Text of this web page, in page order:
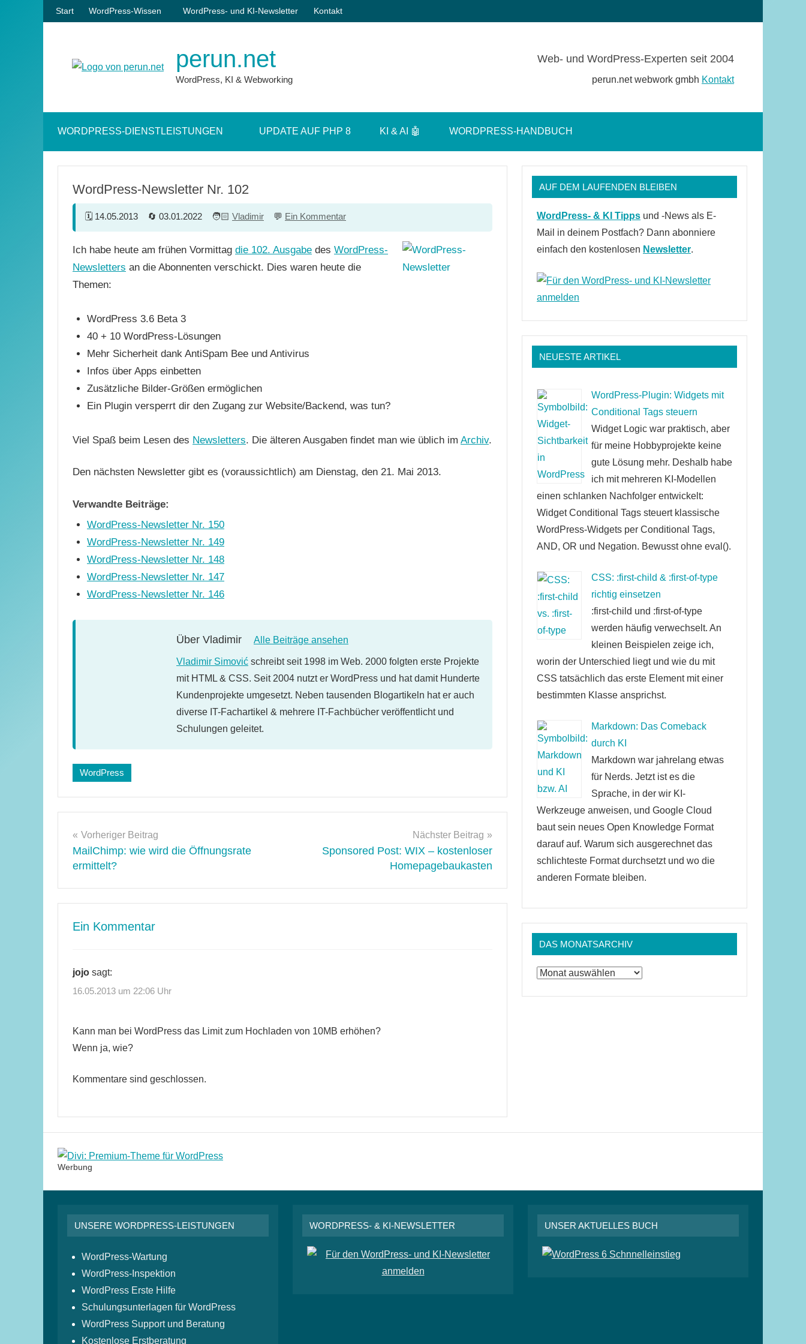
Zum
Inhalt
Start WordPress-Wissen WordPress- und KI-Newsletter Kontakt
perun.net
WordPress, KI & Webworking
Web- und WordPress-Experten seit 2004
perun.net webwork gmbh Kontakt
öffnen
WORDPRESS-DIENSTLEISTUNGEN UPDATE AUF PHP 8 KI & AI 🤖 WORDPRESS-HANDBUCH
WordPress-Newsletter Nr. 102
14.05.2013 03.01.2022 Vladimir Ein Kommentar
Ich habe heute am frühen Vormittag die 102. Ausgabe des WordPress-
Newsletters an die Abonnenten verschickt. Dies waren heute die
Themen:
WordPress 3.6 Beta 3
40 + 10 WordPress-Lösungen
Mehr Sicherheit dank AntiSpam Bee und Antivirus
Infos über Apps einbetten
Zusätzliche Bilder-Größen ermöglichen
Ein Plugin versperrt dir den Zugang zur Website/Backend, was tun?
Viel Spaß beim Lesen des Newsletters. Die älteren Ausgaben findet man wie üblich im Archiv.
Den nächsten Newsletter gibt es (voraussichtlich) am Dienstag, den 21. Mai 2013.
Verwandte Beiträge:
WordPress-Newsletter Nr. 150
WordPress-Newsletter Nr. 149
WordPress-Newsletter Nr. 148
WordPress-Newsletter Nr. 147
WordPress-Newsletter Nr. 146
Über Vladimir Alle Beiträge ansehen
Vladimir Simović schreibt seit 1998 im Web. 2000 folgten erste Projekte
mit HTML & CSS. Seit 2004 nutzt er WordPress und hat damit Hunderte
Kundenprojekte umgesetzt. Neben tausenden Blogartikeln hat er auch
diverse IT-Fachartikel & mehrere IT-Fachbücher veröffentlicht und
Schulungen geleitet.
Schlagwörter:
WordPress
Beitragsnavigation
Vorheriger Beitrag
MailChimp: wie wird die Öffnungsrate
ermittelt?
Nächster Beitrag
Sponsored Post: WIX – kostenloser
Homepagebaukasten
Ein Kommentar
jojo sagt:
16.05.2013 um 22:06 Uhr
Kann man bei WordPress das Limit zum Hochladen von 10MB erhöhen?
Wenn ja, wie?
Kommentare sind geschlossen.
AUF DEM LAUFENDEN BLEIBEN
WordPress- & KI Tipps und -News als E-
Mail in deinem Postfach? Dann abonniere
einfach den kostenlosen Newsletter.
NEUESTE ARTIKEL
WordPress-Plugin: Widgets mit
Conditional Tags steuern
Widget Logic war praktisch, aber
für meine Hobbyprojekte keine
gute Lösung mehr. Deshalb habe
ich mit mehreren KI-Modellen
einen schlanken Nachfolger entwickelt:
Widget Conditional Tags steuert klassische
WordPress-Widgets per Conditional Tags,
AND, OR und Negation. Bewusst ohne eval().
CSS: :first-child & :first-of-type
richtig einsetzen
:first-child und :first-of-type
werden häufig verwechselt. An
kleinen Beispielen zeige ich,
worin der Unterschied liegt und wie du mit
CSS tatsächlich das erste Element mit einer
bestimmten Klasse ansprichst.
Markdown: Das Comeback
durch KI
Markdown war jahrelang etwas
für Nerds. Jetzt ist es die
Sprache, in der wir KI-
Werkzeuge anweisen, und Google Cloud
baut sein neues Open Knowledge Format
darauf auf. Warum sich ausgerechnet das
schlichteste Format durchsetzt und wo die
anderen Formate bleiben.
DAS MONATSARCHIV
Das
Werbung
UNSERE WORDPRESS-LEISTUNGEN
WordPress-Wartung
WordPress-Inspektion
WordPress Erste Hilfe
Schulungsunterlagen für WordPress
WordPress Support und Beratung
Kostenlose Erstberatung
WORDPRESS- & KI-NEWSLETTER UNSER AKTUELLES BUCH